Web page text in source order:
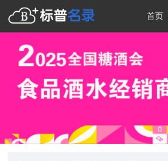
首页